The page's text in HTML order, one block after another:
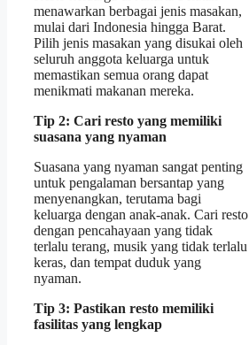
menawarkan berbagai jenis masakan,
mulai dari Indonesia hingga Barat.
Pilih jenis masakan yang disukai oleh
seluruh anggota keluarga untuk
memastikan semua orang dapat
menikmati makanan mereka.
Tip 2: Cari resto yang memiliki
suasana yang nyaman
Suasana yang nyaman sangat penting
untuk pengalaman bersantap yang
menyenangkan, terutama bagi
keluarga dengan anak-anak. Cari resto
dengan pencahayaan yang tidak
terlalu terang, musik yang tidak terlalu
keras, dan tempat duduk yang
nyaman.
Tip 3: Pastikan resto memiliki
fasilitas yang lengkap